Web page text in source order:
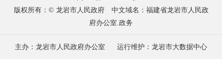
版权所有：© 龙岩市人民政府
中文域名：福建省龙岩市人民政
府办公室.政务
主办：龙岩市人民政府办公室 运行维护：龙岩市大数据中心